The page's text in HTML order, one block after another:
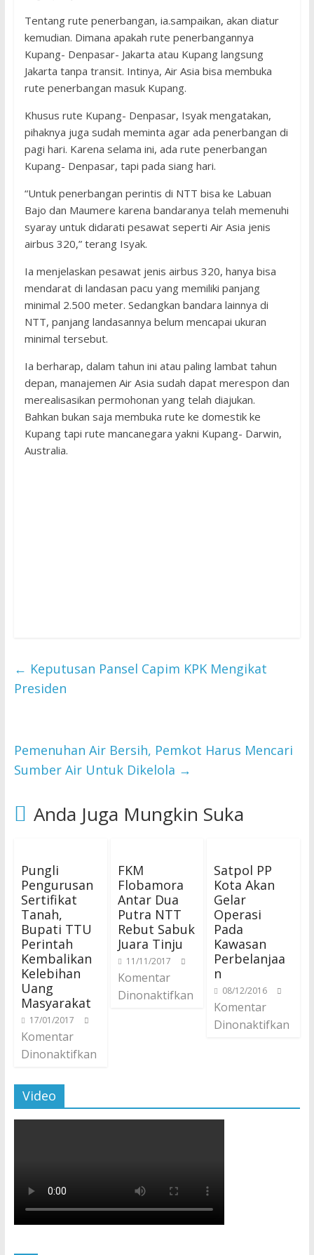
Tentang rute penerbangan, ia.sampaikan, akan diatur
kemudian. Dimana apakah rute penerbangannya
Kupang- Denpasar- Jakarta atau Kupang langsung
Jakarta tanpa transit. Intinya, Air Asia bisa membuka
rute penerbangan masuk Kupang.
Khusus rute Kupang- Denpasar, Isyak mengatakan,
pihaknya juga sudah meminta agar ada penerbangan di
pagi hari. Karena selama ini, ada rute penerbangan
Kupang- Denpasar, tapi pada siang hari.
“Untuk penerbangan perintis di NTT bisa ke Labuan
Bajo dan Maumere karena bandaranya telah memenuhi
syaray untuk didarati pesawat seperti Air Asia jenis
airbus 320,” terang Isyak.
Ia menjelaskan pesawat jenis airbus 320, hanya bisa
mendarat di landasan pacu yang memiliki panjang
minimal 2.500 meter. Sedangkan bandara lainnya di
NTT, panjang landasannya belum mencapai ukuran
minimal tersebut.
Ia berharap, dalam tahun ini atau paling lambat tahun
depan, manajemen Air Asia sudah dapat merespon dan
merealisasikan permohonan yang telah diajukan.
Bahkan bukan saja membuka rute ke domestik ke
Kupang tapi rute mancanegara yakni Kupang- Darwin,
Australia.
← Keputusan Pansel Capim KPK Mengikat
Presiden
Pemenuhan Air Bersih, Pemkot Harus Mencari
Sumber Air Untuk Dikelola →
Anda Juga Mungkin Suka
Pungli
Pengurusan
Sertifikat
Tanah,
Bupati TTU
Perintah
Kembalikan
Kelebihan
Uang
Masyarakat
17/01/2017
Komentar
Dinonaktifkan
FKM
Flobamora
Antar Dua
Putra NTT
Rebut Sabuk
Juara Tinju
11/11/2017
Komentar
Dinonaktifkan
Satpol PP
Kota Akan
Gelar
Operasi
Pada
Kawasan
Perbelanjaa
n
08/12/2016
Komentar
Dinonaktifkan
Video